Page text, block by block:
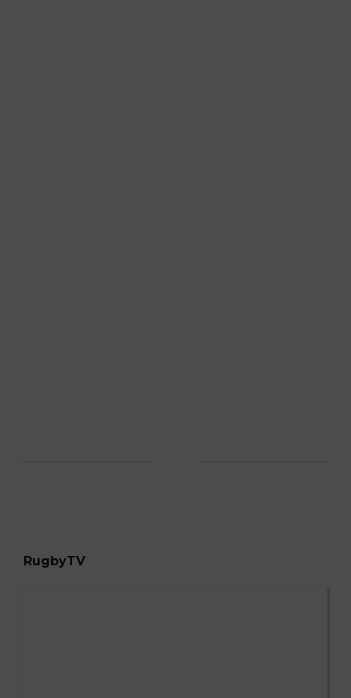
RugbyTV